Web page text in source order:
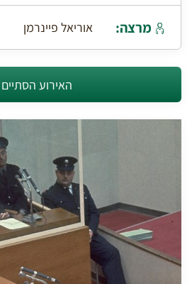
מרצה: אוריאל פיינרמן
האירוע הסתיים